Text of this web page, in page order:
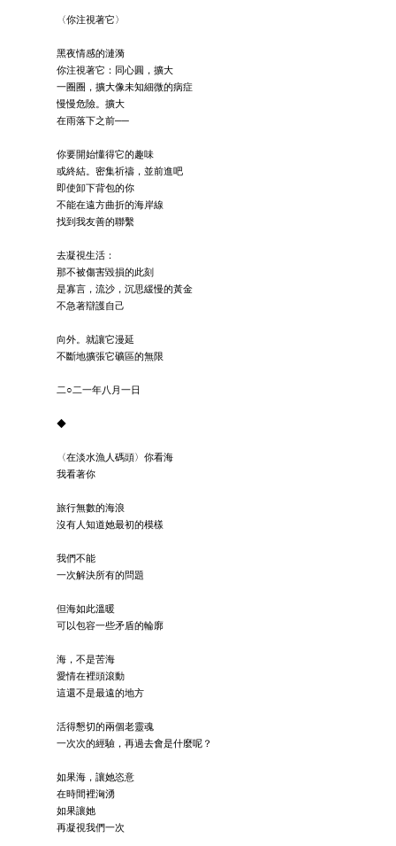
〈你注視著它〉
黑夜情感的漣漪
你注視著它：同心圓，擴大
一圈圈，擴大像未知細微的病症
慢慢危險。擴大
在雨落下之前──
你要開始懂得它的趣味
或終結。密集祈禱，並前進吧
即使卸下背包的你
不能在遠方曲折的海岸線
找到我友善的聯繫
去凝視生活：
那不被傷害毀損的此刻
是寡言，流沙，沉思緩慢的黃金
不急著辯護自己
向外。就讓它漫延
不斷地擴張它礦區的無限
二○二一年八月一日
◆
〈在淡水漁人碼頭〉你看海
我看著你
旅行無數的海浪
沒有人知道她最初的模樣
我們不能
一次解決所有的問題
但海如此溫暖
可以包容一些矛盾的輪廓
海，不是苦海
愛情在裡頭滾動
這還不是最遠的地方
活得懇切的兩個老靈魂
一次次的經驗，再過去會是什麼呢？
如果海，讓她恣意
在時間裡洶湧
如果讓她
再凝視我們一次